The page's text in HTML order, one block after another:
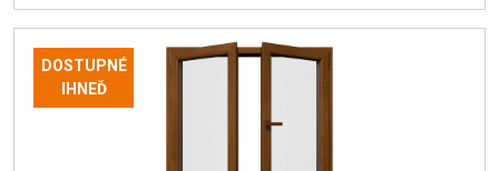
DOSTUPNÉ
IHNEĎ